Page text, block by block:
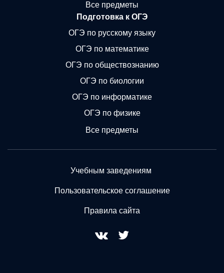
Все предметы
Подготовка к ОГЭ
ОГЭ по русскому языку
ОГЭ по математике
ОГЭ по обществознанию
ОГЭ по биологии
ОГЭ по информатике
ОГЭ по физике
Все предметы
Учебным заведениям
Пользовательское соглашение
Правила сайта